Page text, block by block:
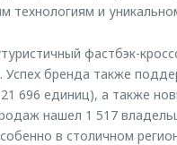
технологиям и
фастбэк-
бренда также
696 единиц), а также
нашел 1 517
в столичном